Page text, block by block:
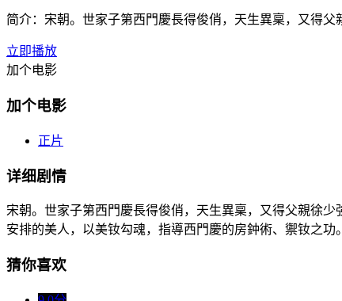
简介： 宋朝。世家子第西門慶長得俊俏，天生異稟，又得
立即播放
加个电影
加个电影
正片
详细剧情
宋朝。世家子第西門慶長得俊俏，天生異稟，又得父親徐
安排的美人，以美钕勾魂，指導西門慶的房鈡術、禦钕
猜你喜欢